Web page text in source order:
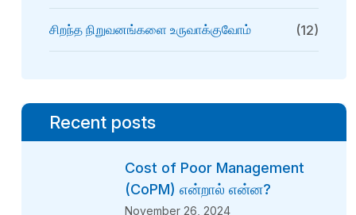
சிறந்த நிறுவனங்களை உருவாக்குவோம் (12)
Recent posts
Cost of Poor Management
(CoPM) என்றால் என்ன?
November 26, 2024